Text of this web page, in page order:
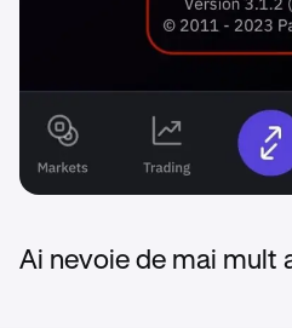
Ai nevoie de mai mult